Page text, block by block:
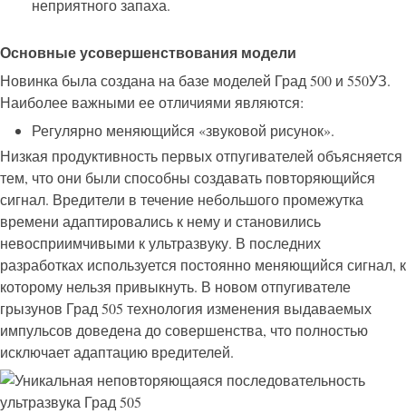
неприятного запаха.
Основные усовершенствования модели
Новинка была создана на базе моделей Град 500 и 550УЗ.
Наиболее важными ее отличиями являются:
Регулярно меняющийся «звуковой рисунок».
Низкая продуктивность первых отпугивателей объясняется
тем, что они были способны создавать повторяющийся
сигнал. Вредители в течение небольшого промежутка
времени адаптировались к нему и становились
невосприимчивыми к ультразвуку. В последних
разработках используется постоянно меняющийся сигнал, к
которому нельзя привыкнуть. В новом отпугивателе
грызунов Град 505 технология изменения выдаваемых
импульсов доведена до совершенства, что полностью
исключает адаптацию вредителей.